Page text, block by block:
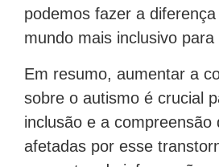
podemos fazer a
mundo mais inclusivo para
Em resumo, aumentar a
sobre o autismo é crucial
inclusão e a compreensão
afetadas por esse